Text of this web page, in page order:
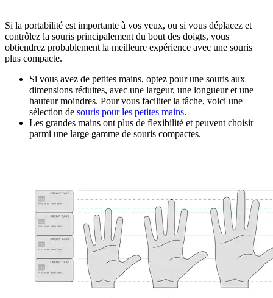
Si la portabilité est importante à vos yeux, ou si vous déplacez et
contrôlez la souris principalement du bout des doigts, vous
obtiendrez probablement la meilleure expérience avec une souris
plus compacte.
Si vous avez de petites mains, optez pour une souris aux
dimensions réduites, avec une largeur, une longueur et une
hauteur moindres. Pour vous faciliter la tâche, voici une
sélection de souris pour les petites mains.
Les grandes mains ont plus de flexibilité et peuvent choisir
parmi une large gamme de souris compactes.